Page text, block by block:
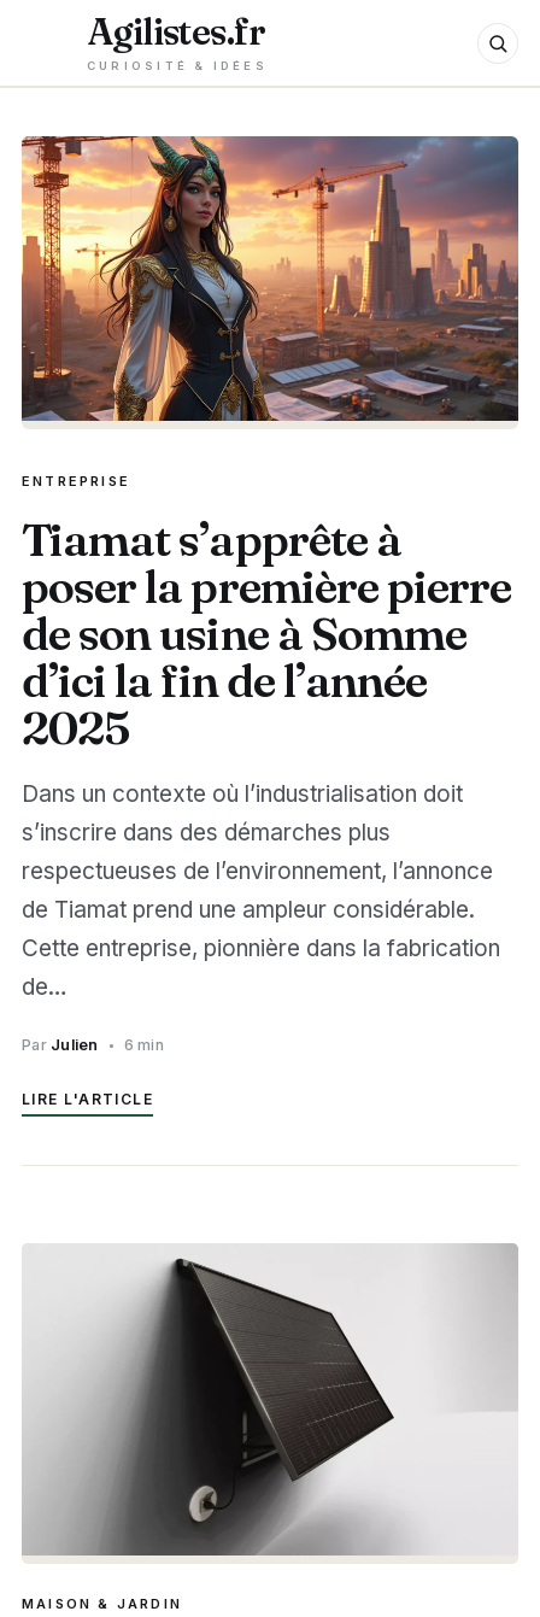
Agilistes.fr
CURIOSITÉ & IDÉES
ENTREPRISE
Tiamat s’apprête à
poser la première pierre
de son usine à Somme
d’ici la fin de l’année
2025
Dans un contexte où l’industrialisation doit
s’inscrire dans des démarches plus
respectueuses de l’environnement, l’annonce
de Tiamat prend une ampleur considérable.
Cette entreprise, pionnière dans la fabrication
de…
Par Julien 6 min
LIRE L'ARTICLE
MAISON & JARDIN